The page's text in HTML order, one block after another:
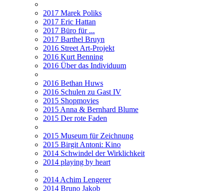
2017 Marek Poliks
2017 Eric Hattan
2017 Büro für ...
2017 Barthel Bruyn
2016 Street Art-Projekt
2016 Kurt Benning
2016 Über das Individuum
2016 Bethan Huws
2016 Schulen zu Gast IV
2015 Shopmovies
2015 Anna & Bernhard Blume
2015 Der rote Faden
2015 Museum für Zeichnung
2015 Birgit Antoni: Kino
2014 Schwindel der Wirklichkeit
2014 playing by heart
2014 Achim Lengerer
2014 Bruno Jakob